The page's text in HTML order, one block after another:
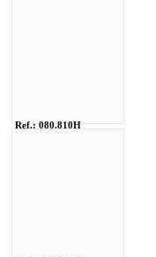
Ref.: 080.810H